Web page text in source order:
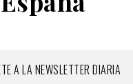
A LA NEWSLETTER DIARIA